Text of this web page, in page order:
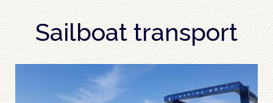
Sailboat transport